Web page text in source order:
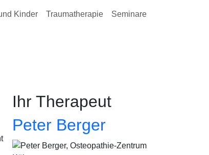
Kinder Traumatherapie Seminare
Ihr Therapeut
Peter Berger
Bild